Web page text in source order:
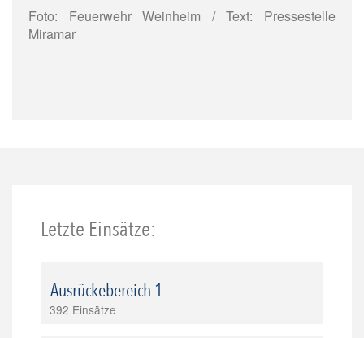
Foto: Feuerwehr Weinheim / Text: Pressestelle
Miramar
Letzte Einsätze:
Ausrückebereich 1
392 Einsätze